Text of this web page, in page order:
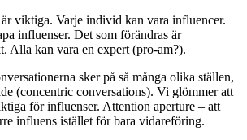
viktiga. Varje individ kan vara influencer.
influenser. Det som förändras är
Alla kan vara en expert (pro-am?).
sker på så många olika ställen,
(concentric conversations). Vi glömmer att
för influenser. Attention aperture – att
influens istället för bara vidareföring.